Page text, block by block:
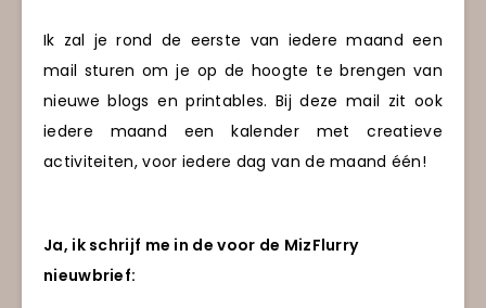
Ik zal je rond de eerste van iedere maand een
mail sturen om je op de hoogte te brengen van
nieuwe blogs en printables. Bij deze mail zit ook
iedere maand een kalender met creatieve
activiteiten, voor iedere dag van de maand één!
Ja, ik schrijf me in de voor de MizFlurry
nieuwbrief: